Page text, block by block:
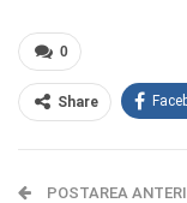
0
Share
Telegram
POSTAREA